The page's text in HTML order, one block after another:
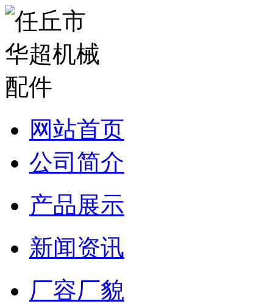
网站首页
公司简介
产品展示
新闻资讯
厂容厂貌